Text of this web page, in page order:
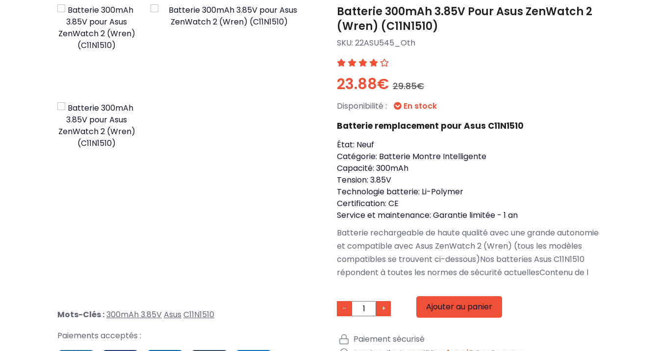
Mots-Clés :300mAh 3.85VAsus C11N1510
Paiements acceptés :
Batterie 300mAh 3.85V Pour Asus ZenWatch 2
(Wren) (C11N1510)
SKU: 22ASU545_Oth
23.88€ 29.85€
Disponibilité : En stock
Batterie remplacement pour Asus C11N1510
État: Neuf
Catégorie: Batterie Montre Intelligente
Capacité: 300mAh
Tension: 3.85V
Technologie batterie: Li-Polymer
Certification: CE
Service et maintenance: Garantie limitée - 1 an
Batterie rechargeable de haute qualité avec une grande autonomie
et compatible avec Asus ZenWatch 2 (Wren) (tous les modèles
compatibles se trouvent ci-dessous)Nos batteries Asus C11N1510
répondent à toutes les normes de sécurité actuellesContenu de l
- + Ajouter au panier
Paiement sécurisé